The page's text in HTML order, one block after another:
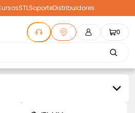
STLSoporteDistribuidores
0